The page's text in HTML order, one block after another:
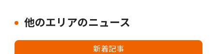
他のエリアのニュース
新着記事